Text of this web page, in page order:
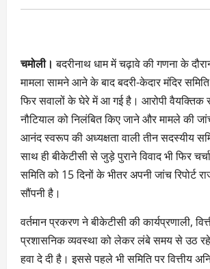
चमोली। बदरीनाथ धाम में चढ़ावे की गणना के
मामला सामने आने के बाद बदरी-केदार मंदिर
फिर सवालों के घेरे में आ गई है। आरोपी वैयक्तिक
नौटियाल को निलंबित किए जाने और मामले की
आनंद स्वरूप की अध्यक्षता वाली तीन सदस्यीय
साथ ही बीकेटीसी से जुड़े पुराने विवाद भी फिर
समिति को 15 दिनों के भीतर अपनी जांच रिपोर्ट
सौंपनी है।
वर्तमान प्रकरण ने बीकेटीसी की कार्यप्रणाली,
प्रशासनिक व्यवस्था को लेकर लंबे समय से उठ
हवा दे दी है। इससे पहले भी समिति पर वित्तीय